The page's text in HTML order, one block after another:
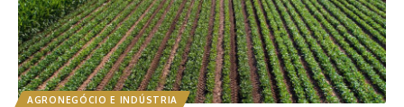
AGRONEGÓCIO E INDÚSTRIA